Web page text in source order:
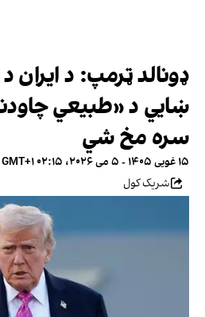
ډونالد ټرمپ: د ایران
ښايي د «طبیعي
سره مخ شي
۱۵ غویی ۱۴۰۵ - ۵ می ۲۰۲۶، ۰۲:۱۵ GMT+۱
شریک کول